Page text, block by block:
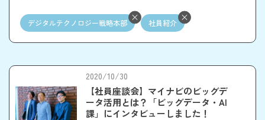
デジタルテクノロジー戦略本部 社員紹介
2020/10/30
【社員座談会】マイナビのビッグデ
ータ活用とは？「ビッグデータ・AI
課」にインタビューしました！